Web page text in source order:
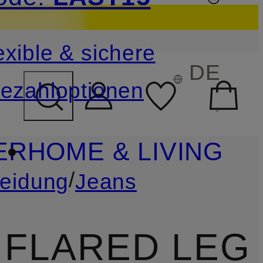
ÜBERSPRINGEN
& sichere
DE
HOME & LIVING
/Jeans
LEG